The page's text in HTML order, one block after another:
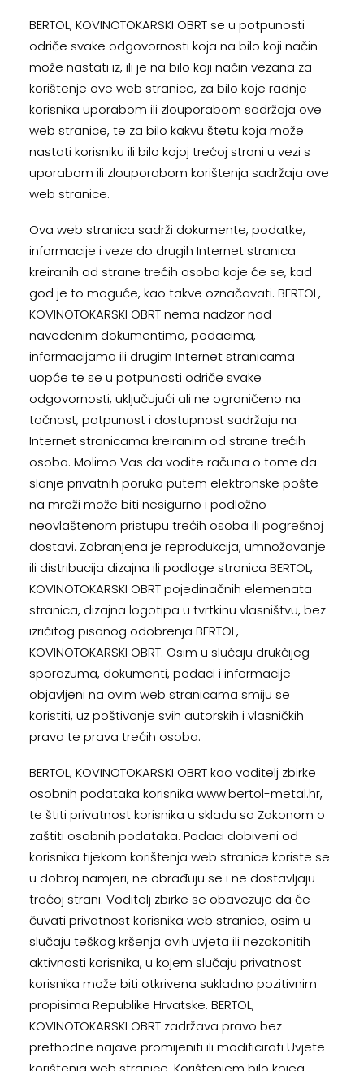
BERTOL, KOVINOTOKARSKI OBRT se u potpunosti
odriče svake odgovornosti koja na bilo koji način
može nastati iz, ili je na bilo koji način vezana za
korištenje ove web stranice, za bilo koje radnje
korisnika uporabom ili zlouporabom sadržaja ove
web stranice, te za bilo kakvu štetu koja može
nastati korisniku ili bilo kojoj trećoj strani u vezi s
uporabom ili zlouporabom korištenja sadržaja ove
web stranice.
Ova web stranica sadrži dokumente, podatke,
informacije i veze do drugih Internet stranica
kreiranih od strane trećih osoba koje će se, kad
god je to moguće, kao takve označavati. BERTOL,
KOVINOTOKARSKI OBRT nema nadzor nad
navedenim dokumentima, podacima,
informacijama ili drugim Internet stranicama
uopće te se u potpunosti odriče svake
odgovornosti, uključujući ali ne ograničeno na
točnost, potpunost i dostupnost sadržaju na
Internet stranicama kreiranim od strane trećih
osoba. Molimo Vas da vodite računa o tome da
slanje privatnih poruka putem elektronske pošte
na mreži može biti nesigurno i podložno
neovlaštenom pristupu trećih osoba ili pogrešnoj
dostavi. Zabranjena je reprodukcija, umnožavanje
ili distribucija dizajna ili podloge stranica BERTOL,
KOVINOTOKARSKI OBRT pojedinačnih elemenata
stranica, dizajna logotipa u tvrtkinu vlasništvu, bez
izričitog pisanog odobrenja BERTOL,
KOVINOTOKARSKI OBRT. Osim u slučaju drukčijeg
sporazuma, dokumenti, podaci i informacije
objavljeni na ovim web stranicama smiju se
koristiti, uz poštivanje svih autorskih i vlasničkih
prava te prava trećih osoba.
BERTOL, KOVINOTOKARSKI OBRT kao voditelj zbirke
osobnih podataka korisnika www.bertol-metal.hr,
te štiti privatnost korisnika u skladu sa Zakonom o
zaštiti osobnih podataka. Podaci dobiveni od
korisnika tijekom korištenja web stranice koriste se
u dobroj namjeri, ne obrađuju se i ne dostavljaju
trećoj strani. Voditelj zbirke se obavezuje da će
čuvati privatnost korisnika web stranice, osim u
slučaju teškog kršenja ovih uvjeta ili nezakonitih
aktivnosti korisnika, u kojem slučaju privatnost
korisnika može biti otkrivena sukladno pozitivnim
propisima Republike Hrvatske. BERTOL,
KOVINOTOKARSKI OBRT zadržava pravo bez
prethodne najave promijeniti ili modificirati Uvjete